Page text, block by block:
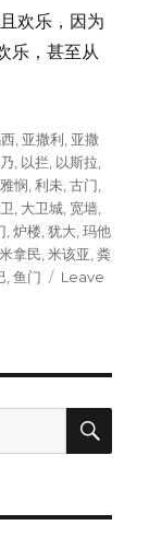
欢乐，因为
乐，甚至从
亚撒利 亚撒
以拦 以斯拉
悯 ,利未 ,古门
大卫城 宽墙
,炉楼 ,犹大 ,玛他
米拿民 ,米该亚 ,粪
,鱼门
Leave